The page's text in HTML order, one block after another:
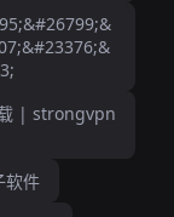
| strongvpn
软件